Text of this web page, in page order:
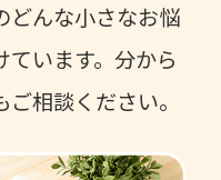
どんな小さなお悩
います。分から
相談ください。